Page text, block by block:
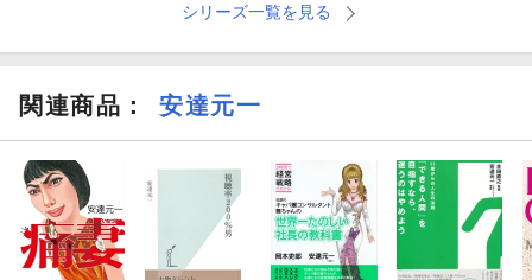
「安達元一には、“人を見る目”がある。
●天才じゃなくても結果を出す５つの力
私は、この時代を生き残るには次の５つの力が必要だと思ってい
ます。
・仕事力
シリーズ一覧を見る
関連商品 ： 安達元一